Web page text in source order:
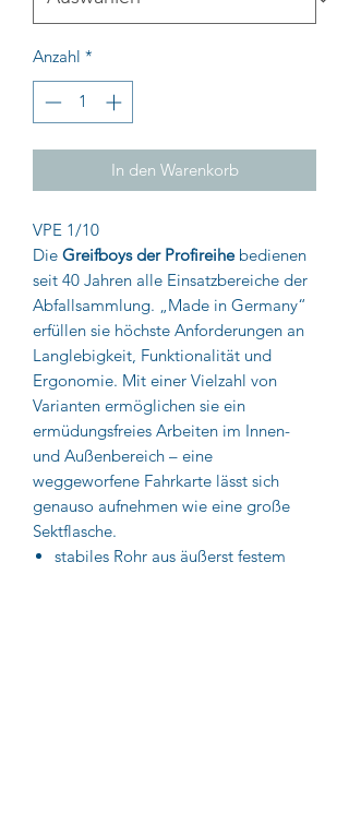
Anzahl *
In den Warenkorb
VPE 1/10
Die Greifboys der Profireihebedienen
seit 40 Jahren alle Einsatzbereiche der
Abfallsammlung. „Made in Germany“
erfüllen sie höchste Anforderungen an
Langlebigkeit, Funktionalität und
Ergonomie. Mit einer Vielzahl von
Varianten ermöglichen sie ein
ermüdungsfreies Arbeiten im Innen-
und Außenbereich – eine
weggeworfene Fahrkarte lässt sich
genauso aufnehmen wie eine große
Sektflasche.
stabiles Rohr aus äußerst festem